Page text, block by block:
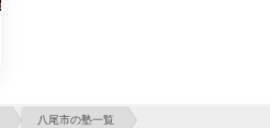
八尾市の塾一覧